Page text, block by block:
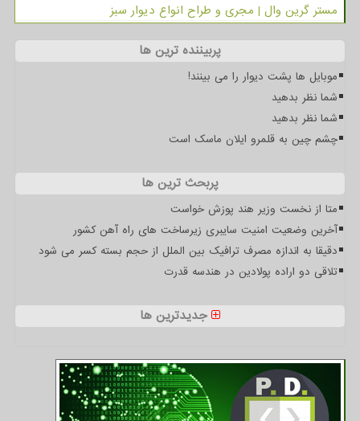
مستر گرین وال | مجری و طراح انواع دیوار سبز
پربیننده ترین ها
موبایل ها پشت دیوار را می بینند!
شما نظر بدهید
شما نظر بدهید
چشم چین به قلمرو ایلان ماسک است
پربحث ترین ها
متا از نخست وزیر هند پوزش خواست
آخرین وضعیت امنیت سایبری زیرساخت های راه آهن کشور
دقیقا به اندازه مصرف ترافیک بین الملل از حجم بسته کسر می شود
تلاقی دو اراده پولادین در هندسه قدرت
جدیدترین ها